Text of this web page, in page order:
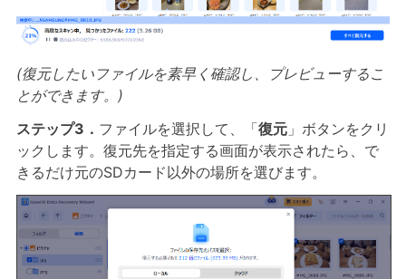
(復元したいファイルを素早く確認し、プレビューするこ
とができます。)
ステップ3． ファイルを選択して、「復元」ボタンをクリ
ックします。復元先を指定する画面が表示されたら、で
きるだけ元のSDカード以外の場所を選びます。